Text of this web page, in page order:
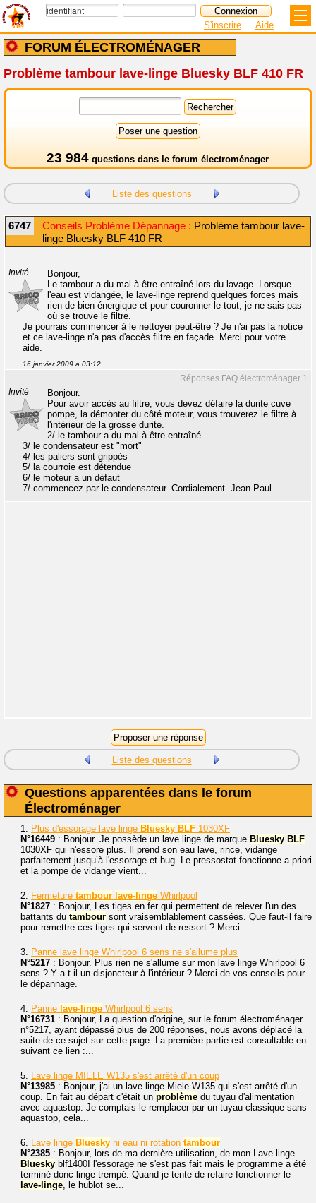
FORUM ÉLECTROMÉNAGER
S'inscrire Aide
Problème tambour lave-linge Bluesky BLF 410 FR
23 984 questions dans le forum électroménager
Liste des questions
6747 Conseils Problème Dépannage : Problème tambour lave-
linge Bluesky BLF 410 FR
Invité
Bonjour,
Le tambour a du mal à être entraîné lors du lavage. Lorsque
l'eau est vidangée, le lave-linge reprend quelques forces mais
rien de bien énergique et pour couronner le tout, je ne sais pas
où se trouve le filtre.
Je pourrais commencer à le nettoyer peut-être ? Je n'ai pas la notice
et ce lave-linge n'a pas d'accès filtre en façade. Merci pour votre
aide.
16 janvier 2009 à 03:12
Réponses FAQ électroménager 1
Invité
Bonjour.
Pour avoir accès au filtre, vous devez défaire la durite cuve
pompe, la démonter du côté moteur, vous trouverez le filtre à
l'intérieur de la grosse durite.
2/ le tambour a du mal à être entraîné
3/ le condensateur est "mort"
4/ les paliers sont grippés
5/ la courroie est détendue
6/ le moteur a un défaut
7/ commencez par le condensateur. Cordialement. Jean-Paul
Liste des questions
Questions apparentées dans le forum
Électroménager
1. Plus d'essorage lave linge Bluesky BLF 1030XF
N°16449 : Bonjour. Je possède un lave linge de marque Bluesky BLF
1030XF qui n'essore plus. Il prend son eau lave, rince, vidange
parfaitement jusqu’à l'essorage et bug. Le pressostat fonctionne a priori
et la pompe de vidange vient...
2. Fermeture tambour lave-linge Whirlpool
N°1827 : Bonjour, Les tiges en fer qui permettent de relever l'un des
battants du tambour sont vraisemblablement cassées. Que faut-il faire
pour remettre ces tiges qui servent de ressort ? Merci.
3. Panne lave linge Whirlpool 6 sens ne s'allume plus
N°5217 : Bonjour. Plus rien ne s'allume sur mon lave linge Whirlpool 6
sens ? Y a t-il un disjoncteur à l'intérieur ? Merci de vos conseils pour
le dépannage.
4. Panne lave-linge Whirlpool 6 sens
N°16731 : Bonjour, La question d'origine, sur le forum électroménager
n°5217, ayant dépassé plus de 200 réponses, nous avons déplacé la
suite de ce sujet sur cette page. La première partie est consultable en
suivant ce lien :...
5. Lave linge MIELE W135 s'est arrêté d'un coup
N°13985 : Bonjour, j'ai un lave linge Miele W135 qui s'est arrêté d'un
coup. En fait au départ c'était un problème du tuyau d'alimentation
avec aquastop. Je comptais le remplacer par un tuyau classique sans
aquastop, cela...
6. Lave linge Bluesky ni eau ni rotation tambour
N°2385 : Bonjour, lors de ma dernière utilisation, de mon Lave linge
Bluesky blf1400I l'essorage ne s'est pas fait mais le programme a été
terminé donc linge trempé. Quand je tente de refaire fonctionner le
lave-linge, le hublot se...